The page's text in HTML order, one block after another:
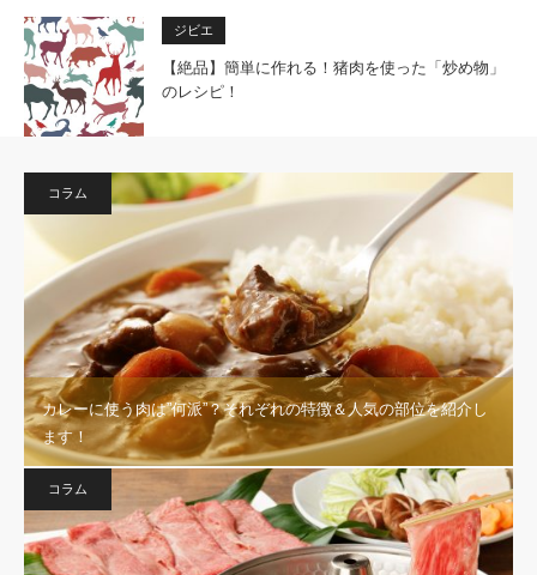
ジビエ
【絶品】簡単に作れる！猪肉を使った「炒め物」
のレシピ！
コラム
カレーに使う肉は”何派”？それぞれの特徴＆人気の部位を紹介し
ます！
コラム